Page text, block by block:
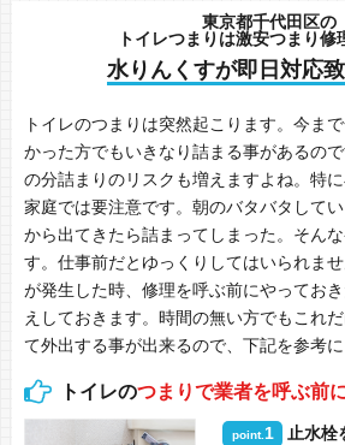
東京都千代田区の
トイレつまりは激安つまり修
水りんくすが即日対応致
トイレのつまりは突然起こります。今ま
かった方でもいきなり詰まる事があるの
の分詰まりのリスクも増えますよね。特
家庭では要注意です。朝のバタバタして
から出てきたら詰まってしまった。そん
す。仕事前だとゆっくりしてはいられま
が発生した時、修理を呼ぶ前にやってお
えしておきます。時間の無い方でもこれ
て外出する事が出来るので、下記を参考に
トイレのつまりで業者を呼ぶ前
point.1 止水栓